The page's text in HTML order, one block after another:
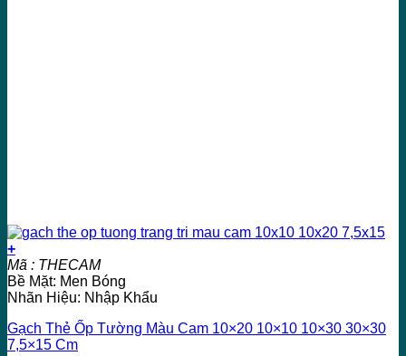
+
Mã : THECAM
Bề Mặt: Men Bóng
Nhãn Hiệu: Nhập Khẩu
Gạch Thẻ Ốp Tường Màu Cam 10×20 10×10 10×30 30×30
7,5×15 Cm